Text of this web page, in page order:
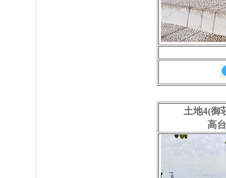
土地4(
高